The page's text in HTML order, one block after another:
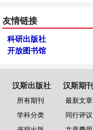
友情链接
科研出版社
开放图书馆
汉斯出版社
所有期刊
学科分类
汉斯期刊
最新文章
同行评议